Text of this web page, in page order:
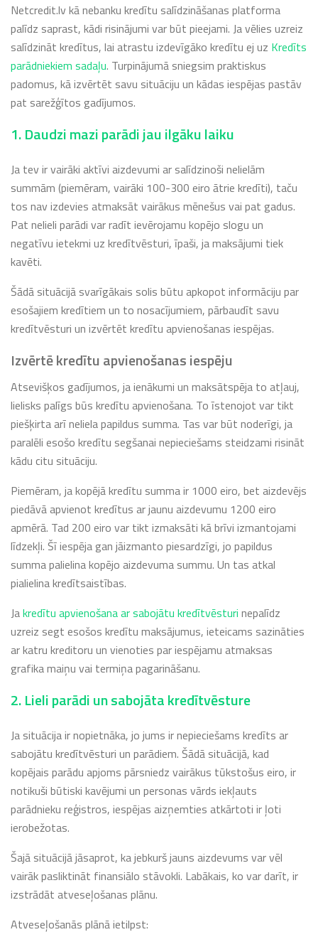
Netcredit.lv kā nebanku kredītu salīdzināšanas platforma
palīdz saprast, kādi risinājumi var būt pieejami. Ja vēlies uzreiz
salīdzināt kredītus, lai atrastu izdevīgāko kredītu ej uz Kredīts
parādniekiem sadaļu. Turpinājumā sniegsim praktiskus
padomus, kā izvērtēt savu situāciju un kādas iespējas pastāv
pat sarežģītos gadījumos.
1. Daudzi mazi parādi jau ilgāku laiku
Ja tev ir vairāki aktīvi aizdevumi ar salīdzinoši nelielām
summām (piemēram, vairāki 100-300 eiro ātrie kredīti), taču
tos nav izdevies atmaksāt vairākus mēnešus vai pat gadus.
Pat nelieli parādi var radīt ievērojamu kopējo slogu un
negatīvu ietekmi uz kredītvēsturi, īpaši, ja maksājumi tiek
kavēti.
Šādā situācijā svarīgākais solis būtu apkopot informāciju par
esošajiem kredītiem un to nosacījumiem, pārbaudīt savu
kredītvēsturi un izvērtēt kredītu apvienošanas iespējas.
Izvērtē kredītu apvienošanas iespēju
Atsevišķos gadījumos, ja ienākumi un maksātspēja to atļauj,
lielisks palīgs būs kredītu apvienošana. To īstenojot var tikt
piešķirta arī neliela papildus summa. Tas var būt noderīgi, ja
paralēli esošo kredītu segšanai nepieciešams steidzami risināt
kādu citu situāciju.
Piemēram, ja kopējā kredītu summa ir 1000 eiro, bet aizdevējs
piedāvā apvienot kredītus ar jaunu aizdevumu 1200 eiro
apmērā. Tad 200 eiro var tikt izmaksāti kā brīvi izmantojami
līdzekļi. Šī iespēja gan jāizmanto piesardzīgi, jo papildus
summa palielina kopējo aizdevuma summu. Un tas atkal
pialielina kredītsaistības.
Jakredītu apvienošana ar sabojātu kredītvēsturi nepalīdz
uzreiz segt esošos kredītu maksājumus, ieteicams sazināties
ar katru kreditoru un vienoties par iespējamu atmaksas
grafika maiņu vai termiņa pagarināšanu.
2. Lieli parādi un sabojāta kredītvēsture
Ja situācija ir nopietnāka, jo jums ir nepieciešams kredīts ar
sabojātu kredītvēsturi un parādiem. Šādā situācijā, kad
kopējais parādu apjoms pārsniedz vairākus tūkstošus eiro, ir
notikuši būtiski kavējumi un personas vārds iekļauts
parādnieku reģistros, iespējas aizņemties atkārtoti ir ļoti
ierobežotas.
Šajā situācijā jāsaprot, ka jebkurš jauns aizdevums var vēl
vairāk pasliktināt finansiālo stāvokli. Labākais, ko var darīt, ir
izstrādāt atveseļošanas plānu.
Atveseļošanās plānā ietilpst: